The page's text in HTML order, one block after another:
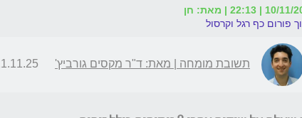
| 22:13 | מאת: חן
פורום כף רגל וקרסול
תשובת מומחה | מאת: ד"ר מקסים גורביץ' | 13:40